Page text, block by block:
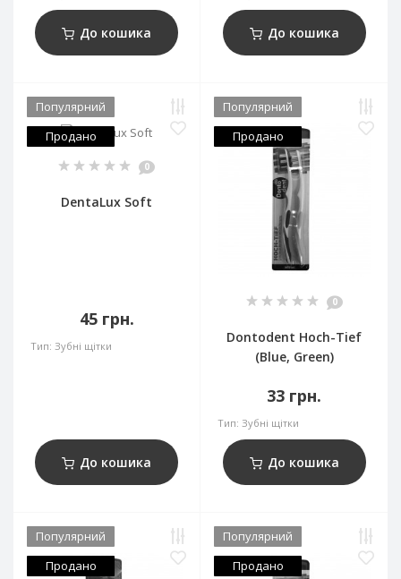
До кошика До кошика
Популярний
Продано
0
DentaLux Soft
45 грн.
Тип: Зубні щітки
До кошика
Популярний
Продано
0
Dontodent Hoch-Tief
(Blue, Green)
33 грн.
Тип: Зубні щітки
До кошика
Популярний
Продано
Популярний
Продано